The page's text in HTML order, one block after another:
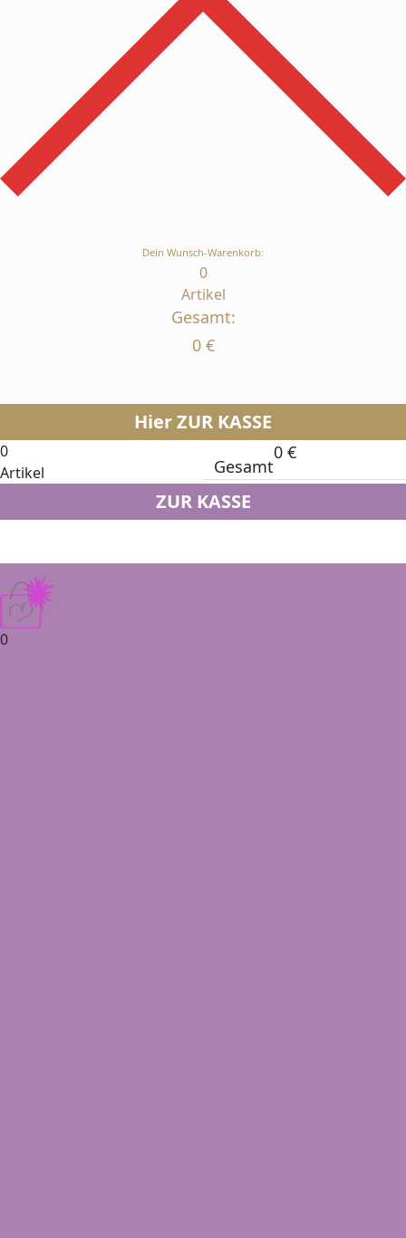
Dein Wunsch-Warenkorb:
0
Artikel
Gesamt:
0 €
Hier ZUR KASSE
0
Artikel
Gesamt
0 €
ZUR KASSE
0